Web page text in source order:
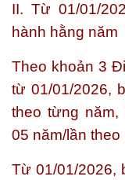
II. Từ 01/01/
hành hằng năm
Theo khoản 3
từ 01/01/2026,
theo từng
05 năm/lần
Từ 01/01/2026,